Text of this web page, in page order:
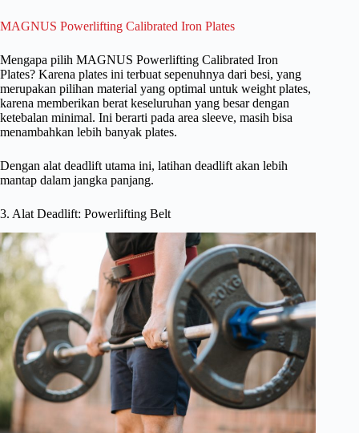
MAGNUS Powerlifting Calibrated Iron Plates
Mengapa pilih MAGNUS Powerlifting Calibrated Iron
Plates? Karena plates ini terbuat sepenuhnya dari besi, yang
merupakan pilihan material yang optimal untuk weight plates,
karena memberikan berat keseluruhan yang besar dengan
ketebalan minimal. Ini berarti pada area sleeve, masih bisa
menambahkan lebih banyak plates.
Dengan alat deadlift utama ini, latihan deadlift akan lebih
mantap dalam jangka panjang.
3. Alat Deadlift: Powerlifting Belt